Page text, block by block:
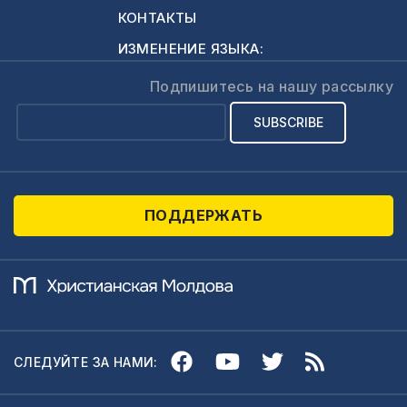
полицейские с
подростками и о
большом обмане,
использовали для
доверчивых
избирателей.Давайте
в среду 22 июля…
КОНТАКТЫ
ИЗМЕНЕНИЕ ЯЗЫКА:
Подпишитесь на нашу рассылку
ПОДДЕРЖАТЬ
СЛЕДУЙТЕ ЗА НАМИ: